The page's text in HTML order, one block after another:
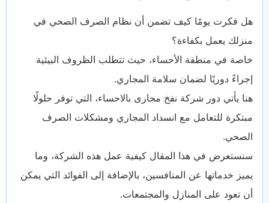
هل فكرت يومًا كيف تضمن أن نظام الصرف الصحي في
منزلك يعمل بكفاءة؟
خاصة في منطقة الأحساء، حيث تتطلب الظروف البيئية
إجراءً دوريًا لضمان سلامة المجاري.
هنا يأتي دور شركة نفخ مجارى بالاحساء، التي توفر حلولًا
مبتكرة للتعامل مع انسداد المجاري ومشكلات الصرف
الصحي.
سنستعرض في هذا المقال كيفية عمل هذه الشركة، وما
يميز خدماتها عن المنافسين، بالإضافة إلى الفوائد التي يمكن
أن تعود على المنازل والمجتمعات.